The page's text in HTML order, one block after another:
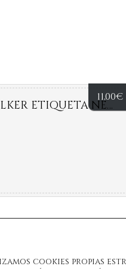
11,00€
JHONNIE WALKER ETIQUETA NEGRA
cookies propias